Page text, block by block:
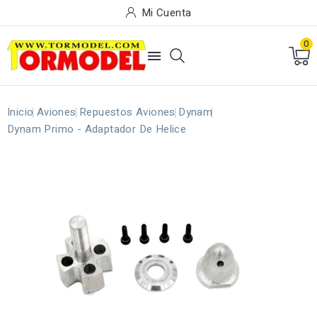
Mi Cuenta

0
Inicio Aviones Repuestos Aviones Dynam
Dynam Primo - Adaptador De Helice